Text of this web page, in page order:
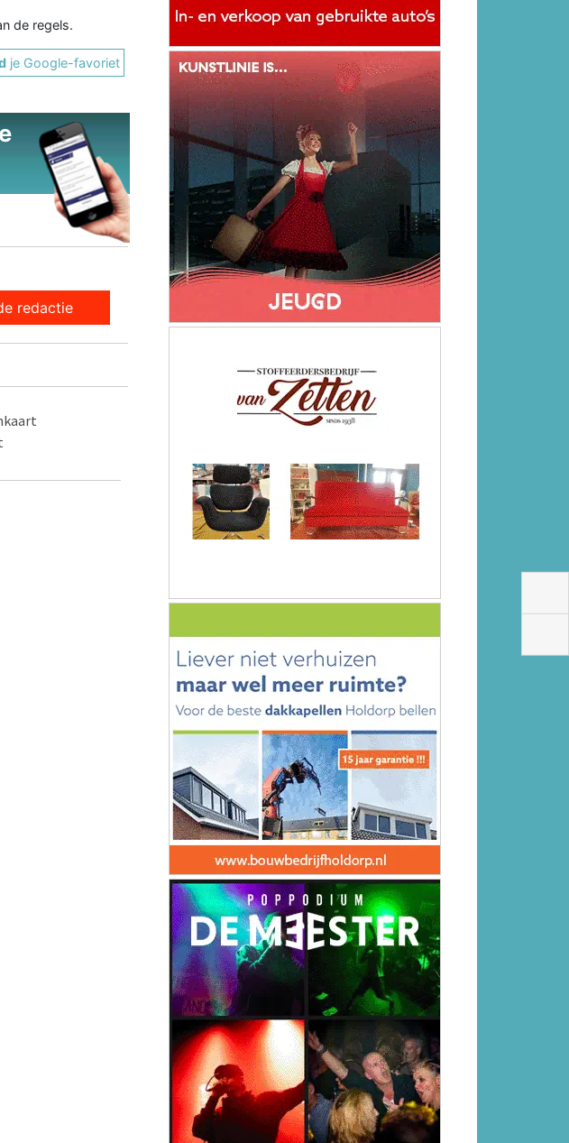
de regels.
je Google-favoriet
redactie